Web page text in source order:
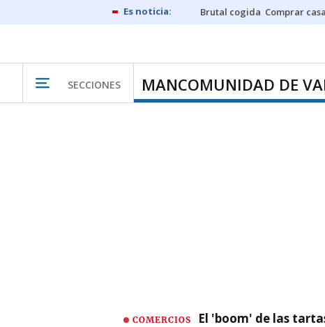
Brutal cogida Comprar
SECCIONES MANCOMUNIDAD DE
COMERCIOS El 'boom' de las